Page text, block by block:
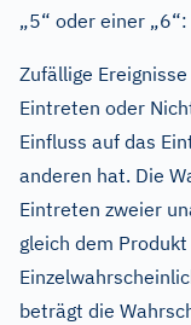
„5“ oder einer „6“:
Zufällige
Eintreten oder
Einfluss auf das
anderen hat. Die
Eintreten zweier
gleich dem
beträgt die